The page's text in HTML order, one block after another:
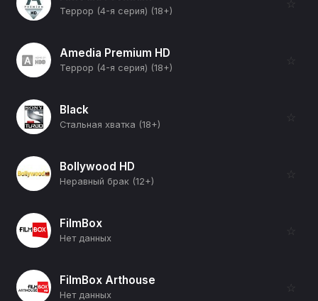
Террор (4-я серия) (18+)
☆
Amedia Premium HD
Террор (4-я серия) (18+)
☆
Black
Стальная хватка (18+)
☆
Bollywood HD
Неравный брак (12+)
☆
FilmBox
Нет данных
☆
FilmBox Arthouse
Нет данных
☆